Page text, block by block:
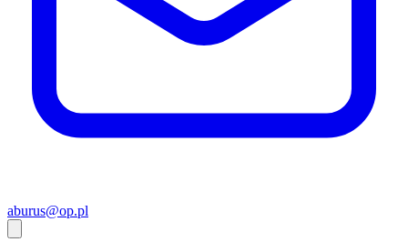
aburus@op.pl